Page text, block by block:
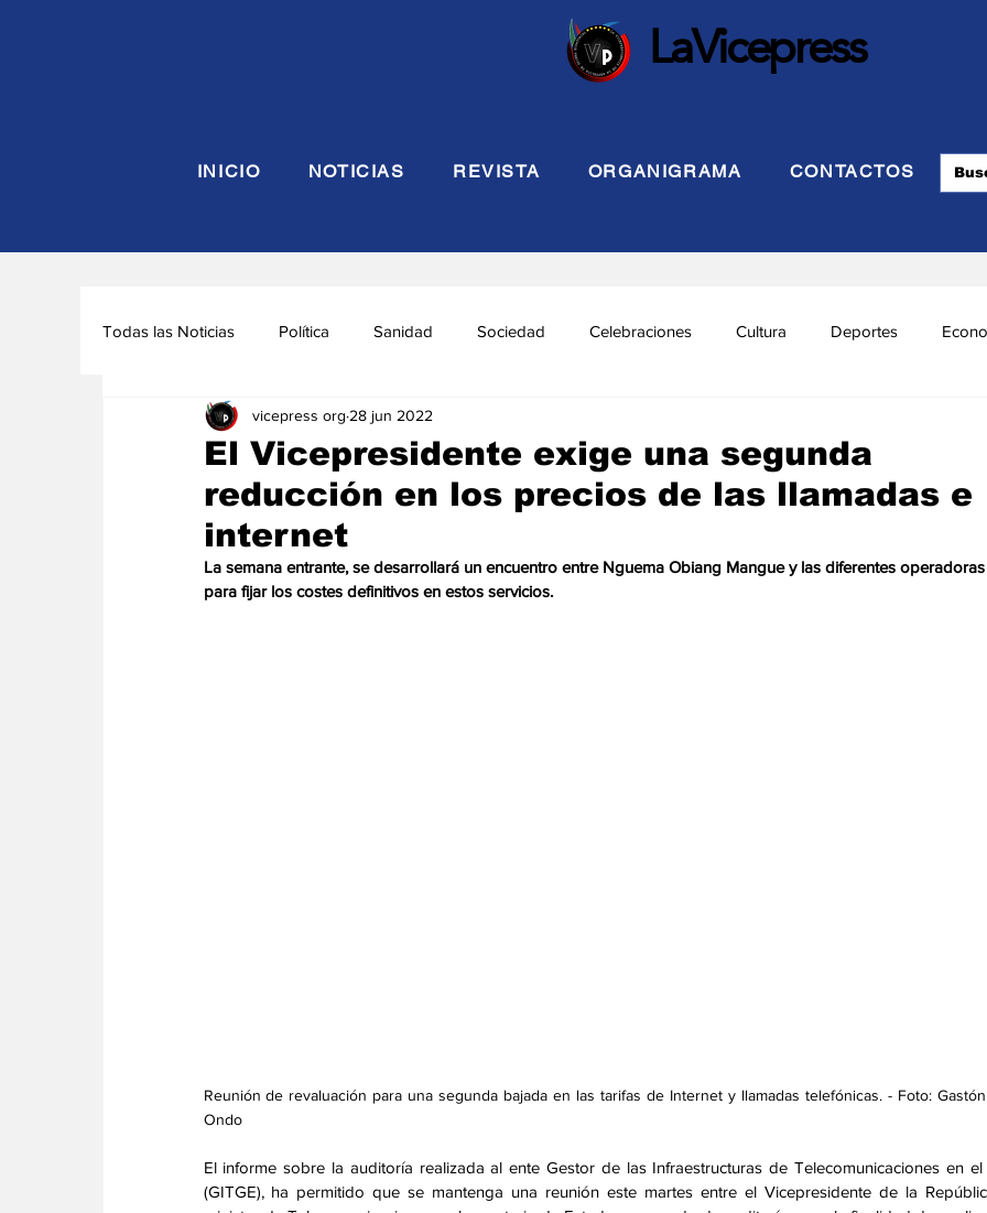
LaVicepress
INICIO NOTICIAS REVISTA ORGANIGRAMA CONTACTOS
Todas las Noticias Política Sanidad Sociedad Celebraciones Cultura Deportes
Seguridad y Defensa Turismo
Asuntos Sociales Telecomunicación Cumbres Tecnología Agricultura
El Vicepresidente exige una segunda
reducción en los precios de las llamadas e
internet
vicepress org 28 jun 2022
La semana entrante, se desarrollará un encuentro entre Nguema Obiang Mangue y las diferentes
para fijar los costes definitivos en estos servicios.
Reunión de revaluación para una segunda bajada en las tarifas de Internet y llamadas telefónicas. - Foto:
Ondo
El informe sobre la auditoría realizada al ente Gestor de las Infraestructuras de Telecomunicaciones en el
(GITGE), ha permitido que se mantenga una reunión este martes entre el Vicepresidente de la